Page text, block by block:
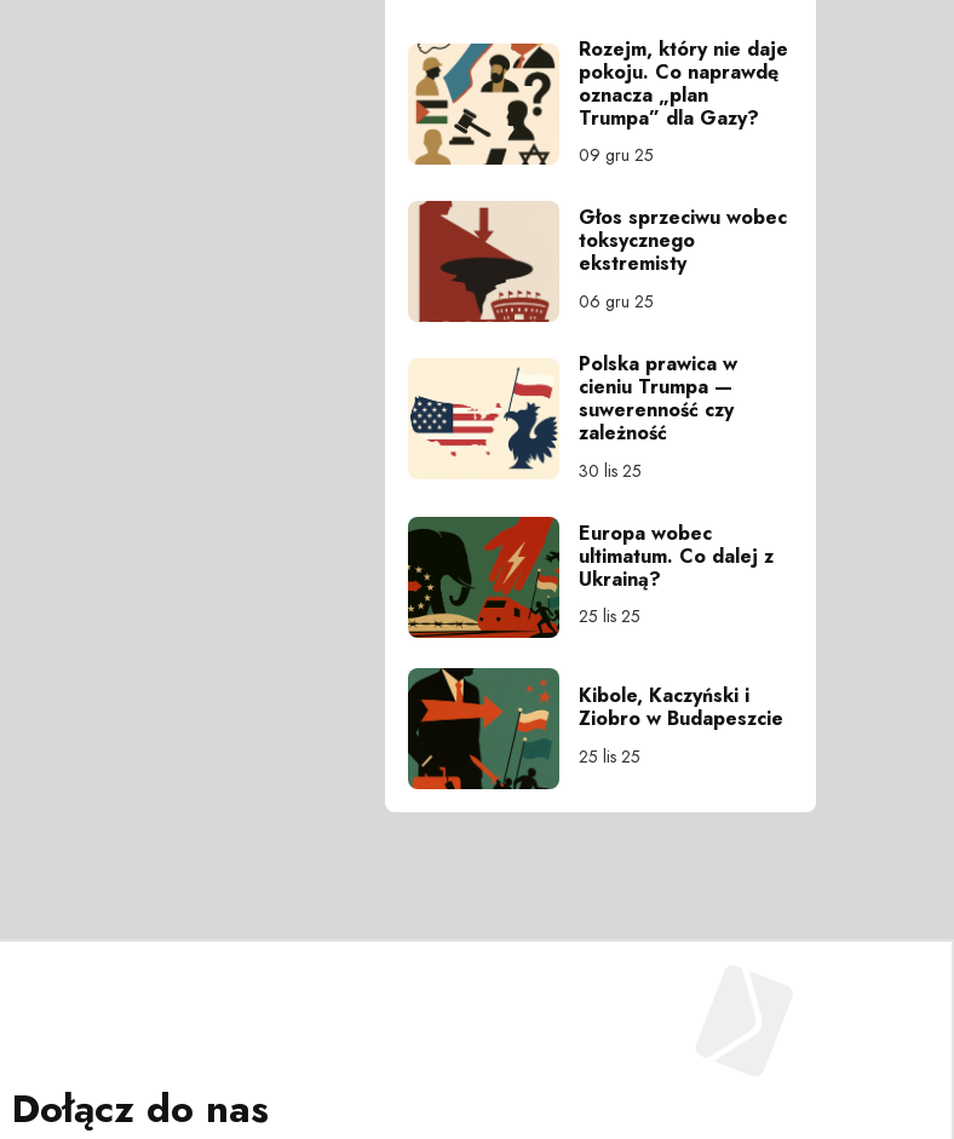
Rozejm, który nie daje
pokoju. Co naprawdę
oznacza „plan
Trumpa” dla Gazy?
09 gru 25
Głos sprzeciwu wobec
toksycznego
ekstremisty
06 gru 25
Polska prawica w
cieniu Trumpa —
suwerenność czy
zależność
30 lis 25
Europa wobec
ultimatum. Co dalej z
Ukrainą?
25 lis 25
Kibole, Kaczyński i
Ziobro w Budapeszcie
25 lis 25
Dołącz do nas